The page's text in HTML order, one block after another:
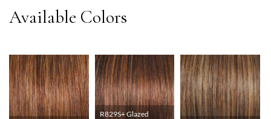
R829S+ Glazed